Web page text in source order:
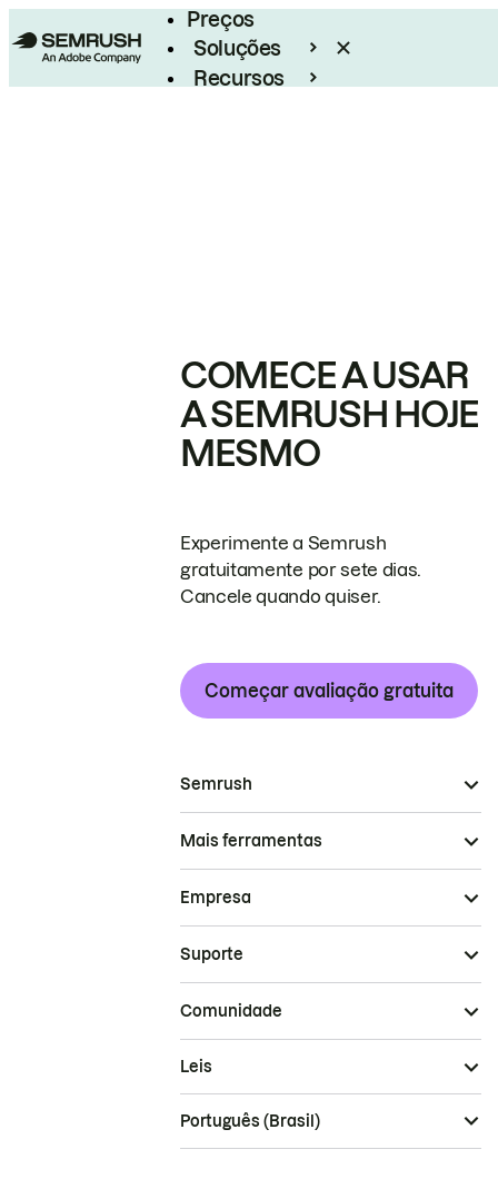
Preços
Soluções
Recursos
COMECE A USAR
A SEMRUSH HOJE
MESMO
Experimente a Semrush
gratuitamente por sete dias.
Cancele quando quiser.
Começar avaliação gratuita
Semrush
Mais ferramentas
Empresa
Suporte
Comunidade
Leis
Português (Brasil)